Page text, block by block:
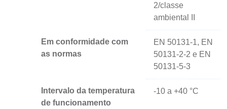
2/classe
ambiental II
Em conformidade com
as normas
EN 50131-1, EN
50131-2-2 e EN
50131-5-3
Intervalo da temperatura
de funcionamento
-10 a +40 °C